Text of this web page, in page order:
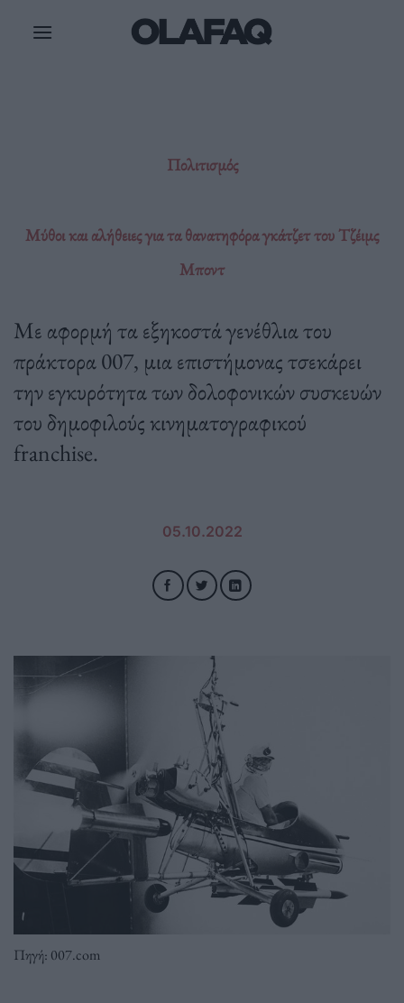
Πολιτισμός
Μύθοι και αλήθειες για τα θανατηφόρα γκάτζετ του Τζέιμς
Μποντ
Με αφορμή τα εξηκοστά γενέθλια του
πράκτορα 007, μια επιστήμονας τσεκάρει
την εγκυρότητα των δολοφονικών συσκευών
του δημοφιλούς κινηματογραφικού
franchise.
05.10.2022
Πηγή: 007.com